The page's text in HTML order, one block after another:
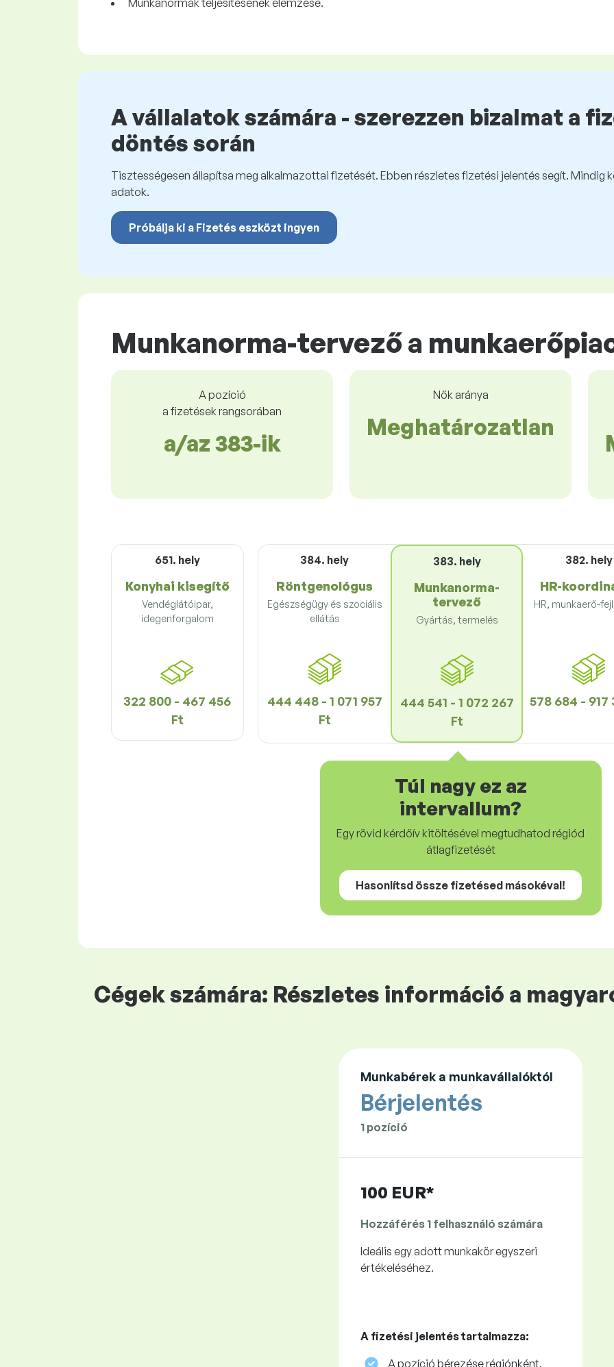
A vállalatok számára - szerezzen bizalmat a
döntés során
Tisztességesen állapítsa meg alkalmazottai fizetését. Ebben részletes fizetési jelentés segít. Mindig
adatok.
Próbálja ki a Fizetés eszközt ingyen
Munkanorma-tervező a
A pozíció
a fizetések rangsorában
a/az 383-ik
Nők aránya
Meghatározatlan
651. hely
Konyhai kisegítő
Vendéglátóipar,
idegenforgalom
322 800 - 467 456
Ft
384. hely
Röntgenológus
Egészségügy és szociális
ellátás
444 448 - 1 071 957
Ft
383. hely
Munkanorma-
tervező
Gyártás, termelés
444 541 - 1 072 267
Ft
382. hely
HR-
HR, munkaerő-
578 684 - 917
Túl nagy ez az
intervallum?
Egy rövid kérdőív kitöltésével megtudhatod régiód
átlagfizetését
Hasonlítsd össze fizetésed másokéval!
Cégek számára: Részletes információ a
Munkabérek a munkavállalóktól
Bérjelentés
1 pozíció
100 EUR*
Hozzáférés 1 felhasználó számára
Ideális egy adott munkakör egyszeri
értékeléséhez.
A fizetési jelentés tartalmazza:
A pozíció bérezése régiónként,